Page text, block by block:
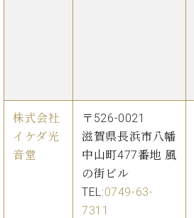
株式会社
イケダ光
音堂
〒526-0021
滋賀県長浜市八幡
中山町477番地 風
の街ビル
TEL:0749-63-
7311